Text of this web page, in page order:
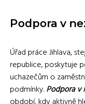
Podpora v
Úřad práce Jihlava,
republice, poskytuje
uchazečům o
podmínky.Podpora v